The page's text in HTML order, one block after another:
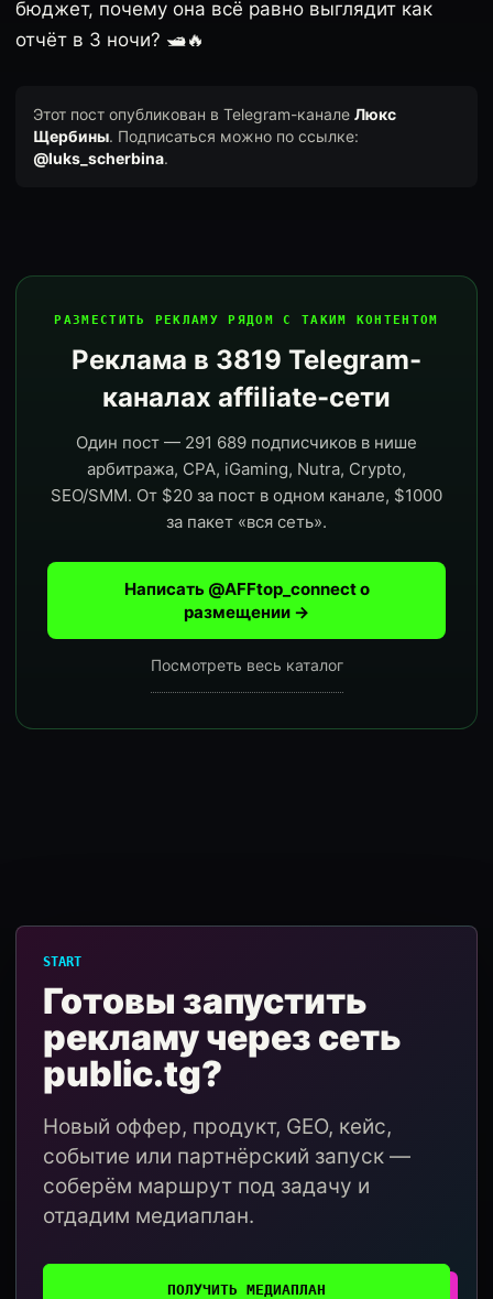
бюджет, почему она всё равно выглядит как
отчёт в 3 ночи? 🛥️🔥
Этот пост опубликован в Telegram-канале Люкс
Щербины. Подписаться можно по ссылке:
@luks_scherbina.
РАЗМЕСТИТЬ РЕКЛАМУ РЯДОМ С ТАКИМ КОНТЕНТОМ
Реклама в 3819 Telegram-
каналах affiliate-сети
Один пост — 291 689 подписчиков в нише
арбитража, CPA, iGaming, Nutra, Crypto,
SEO/SMM. От $20 за пост в одном канале, $1000
за пакет «вся сеть».
Написать @AFFtop_connect о
размещении →
Посмотреть весь каталог
START
Готовы запустить
рекламу через сеть
public.tg?
Новый оффер, продукт, GEO, кейс,
событие или партнёрский запуск —
соберём маршрут под задачу и
отдадим медиаплан.
ПОЛУЧИТЬ МЕДИАПЛАН